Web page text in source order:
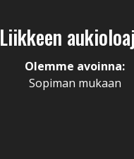
Liikkeen
Olemme avoinna:
Sopiman mukaan